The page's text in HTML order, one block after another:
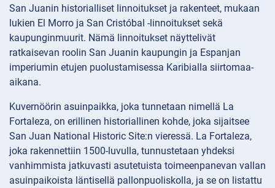
San Juanin historialliset linnoitukset ja rakenteet, mukaan
lukien El Morro ja San Cristóbal -linnoitukset sekä
kaupunginmuurit. Nämä linnoitukset näyttelivät
ratkaisevan roolin San Juanin kaupungin ja Espanjan
imperiumin etujen puolustamisessa Karibialla siirtomaa-
aikana.
Kuvernöörin asuinpaikka, joka tunnetaan nimellä La
Fortaleza, on erillinen historiallinen kohde, joka sijaitsee
San Juan National Historic Site:n vieressä. La Fortaleza,
joka rakennettiin 1500-luvulla, tunnustetaan yhdeksi
vanhimmista jatkuvasti asutetuista toimeenpanevan vallan
asuinpaikoista läntisellä pallonpuoliskolla, ja se on listattu